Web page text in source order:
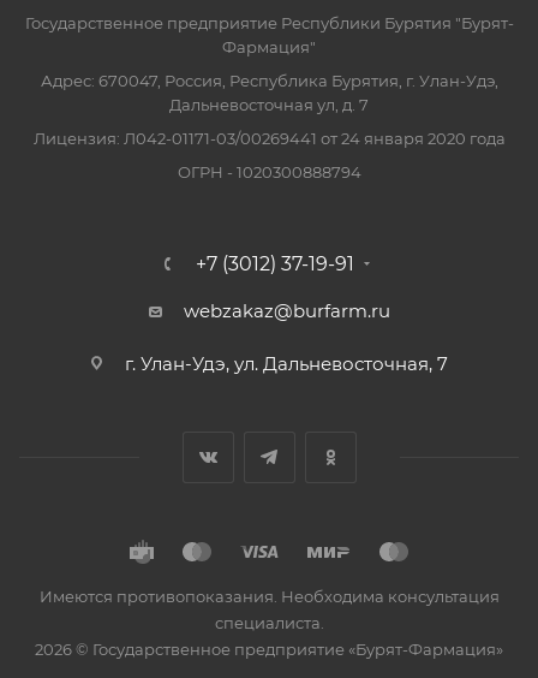
Государственное предприятие Республики Бурятия "Бурят-
Фармация"
Адрес: 670047, Россия, Республика Бурятия, г. Улан-Удэ,
Дальневосточная ул, д. 7
Лицензия: Л042-01171-03/00269441 от 24 января 2020 года
ОГРН - 1020300888794
+7 (3012) 37-19-91
webzakaz@burfarm.ru
г. Улан-Удэ, ул. Дальневосточная, 7
Имеются противопоказания. Необходима консультация
специалиста.
2026 © Государственное предприятие «Бурят-Фармация»